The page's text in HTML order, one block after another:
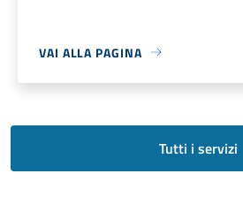
VAI ALLA PAGINA
Tutti i servizi